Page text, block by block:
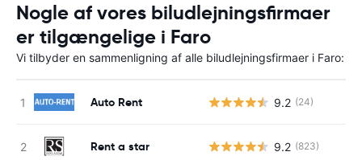
Nogle af vores biludlejningsfirmaer
er tilgængelige i Faro
Vi tilbyder en sammenligning af alle biludlejningsfirmaer i Faro:
Auto Rent 9.2 (24)
Rent a star 9.2 (823)